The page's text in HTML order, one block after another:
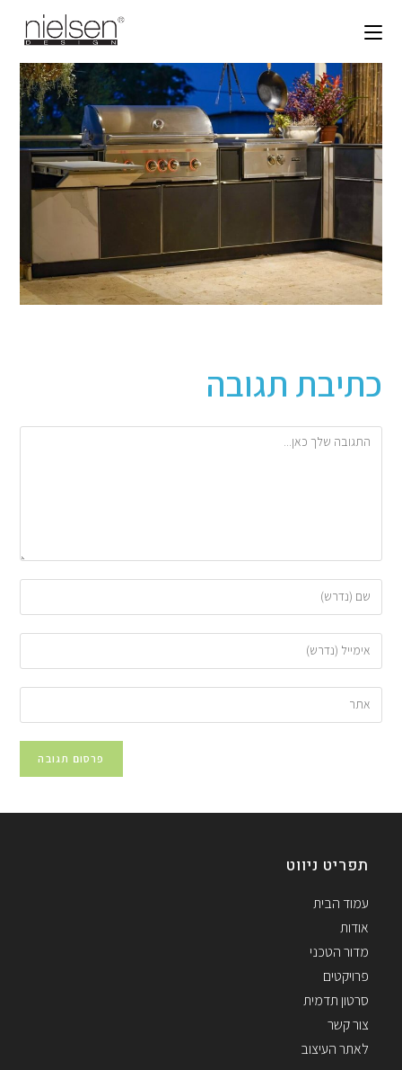
כתיבת תגובה
תפריט ניווט
עמוד הבית
אודות
מדור הטכני
פרויקטים
סרטון תדמית
צור קשר
לאתר העיצוב